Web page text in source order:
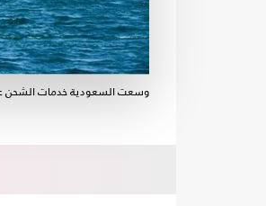
وسعت السعودية خدمات الشحن